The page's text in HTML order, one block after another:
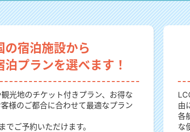
の宿泊施設から
泊プランを選べます！
光地のチケット付きプラン、お得な
様のご都合に合わせて最適なプラン
でご予約いただけます。
由
各
な